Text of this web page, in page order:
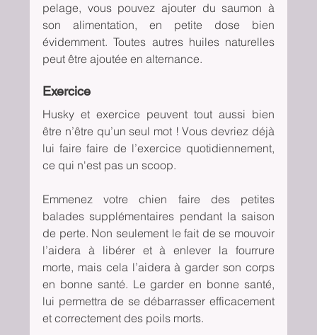
pelage, vous pouvez ajouter du saumon à
son alimentation, en petite dose bien
évidemment. Toutes autres huiles naturelles
peut être ajoutée en alternance.
Exercice
Husky et exercice peuvent tout aussi bien
être n’être qu’un seul mot ! Vous devriez déjà
lui faire faire de l’exercice quotidiennement,
ce qui n'est pas un scoop.
Emmenez votre chien faire des petites
balades supplémentaires pendant la saison
de perte. Non seulement le fait de se mouvoir
l’aidera à libérer et à enlever la fourrure
morte, mais cela l’aidera à garder son corps
en bonne santé. Le garder en bonne santé,
lui permettra de se débarrasser efficacement
et correctement des poils morts.